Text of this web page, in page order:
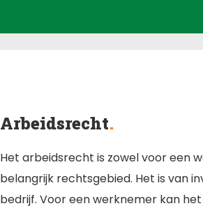
Arbeidsrecht
Het arbeidsrecht is zowel voor een
belangrijk rechtsgebied. Het is van
bedrijf. Voor een werknemer kan